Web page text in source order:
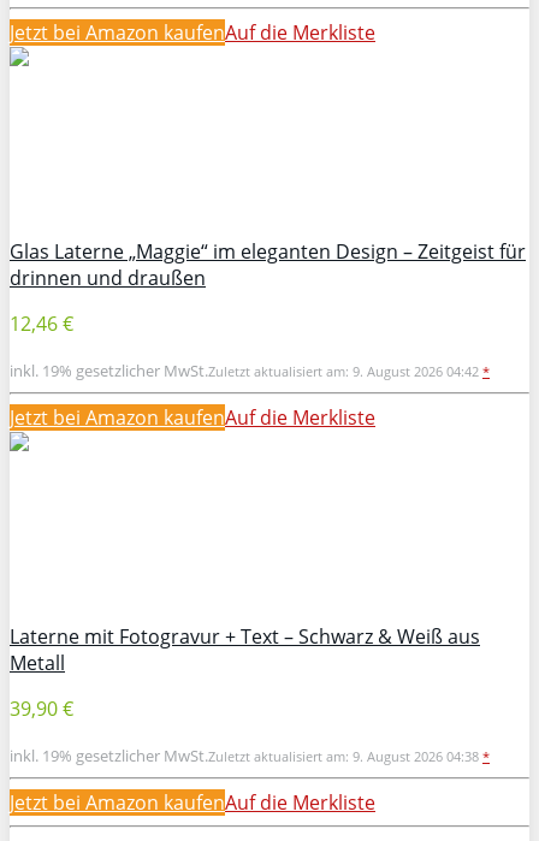
Jetzt bei Amazon kaufenAuf die Merkliste
Glas Laterne „Maggie“ im eleganten Design – Zeitgeist für
drinnen und draußen
12,46 €
inkl. 19% gesetzlicher MwSt.Zuletzt aktualisiert am: 9. August 2026 04:42 *
Jetzt bei Amazon kaufenAuf die Merkliste
Laterne mit Fotogravur + Text – Schwarz & Weiß aus
Metall
39,90 €
inkl. 19% gesetzlicher MwSt.Zuletzt aktualisiert am: 9. August 2026 04:38 *
Jetzt bei Amazon kaufenAuf die Merkliste